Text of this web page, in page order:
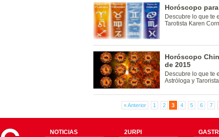
Horóscopo
Descubre lo que te
Tarotista Karen
Horóscopo
de 2015
Descubre lo que te
Astróloga y
« Anterior 1 2 3 4 5 6 7
NOTICIAS
2URPI